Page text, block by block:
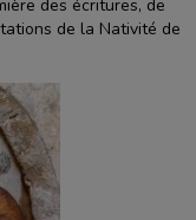
des écritures, de
de la Nativité de